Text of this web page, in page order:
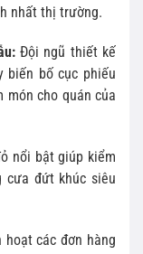
nhất thị trường.
Đội ngũ thiết kế
biến bố cục phiếu
món cho quán của
nổi bật giúp kiểm
cưa đứt khúc siêu
các đơn hàng